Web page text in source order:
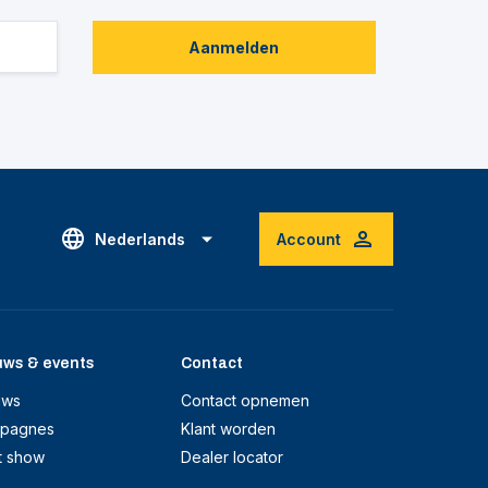
Aanmelden
Nederlands Account
& events
show
Contact
Contact opnemen
Klant worden
Dealer locator